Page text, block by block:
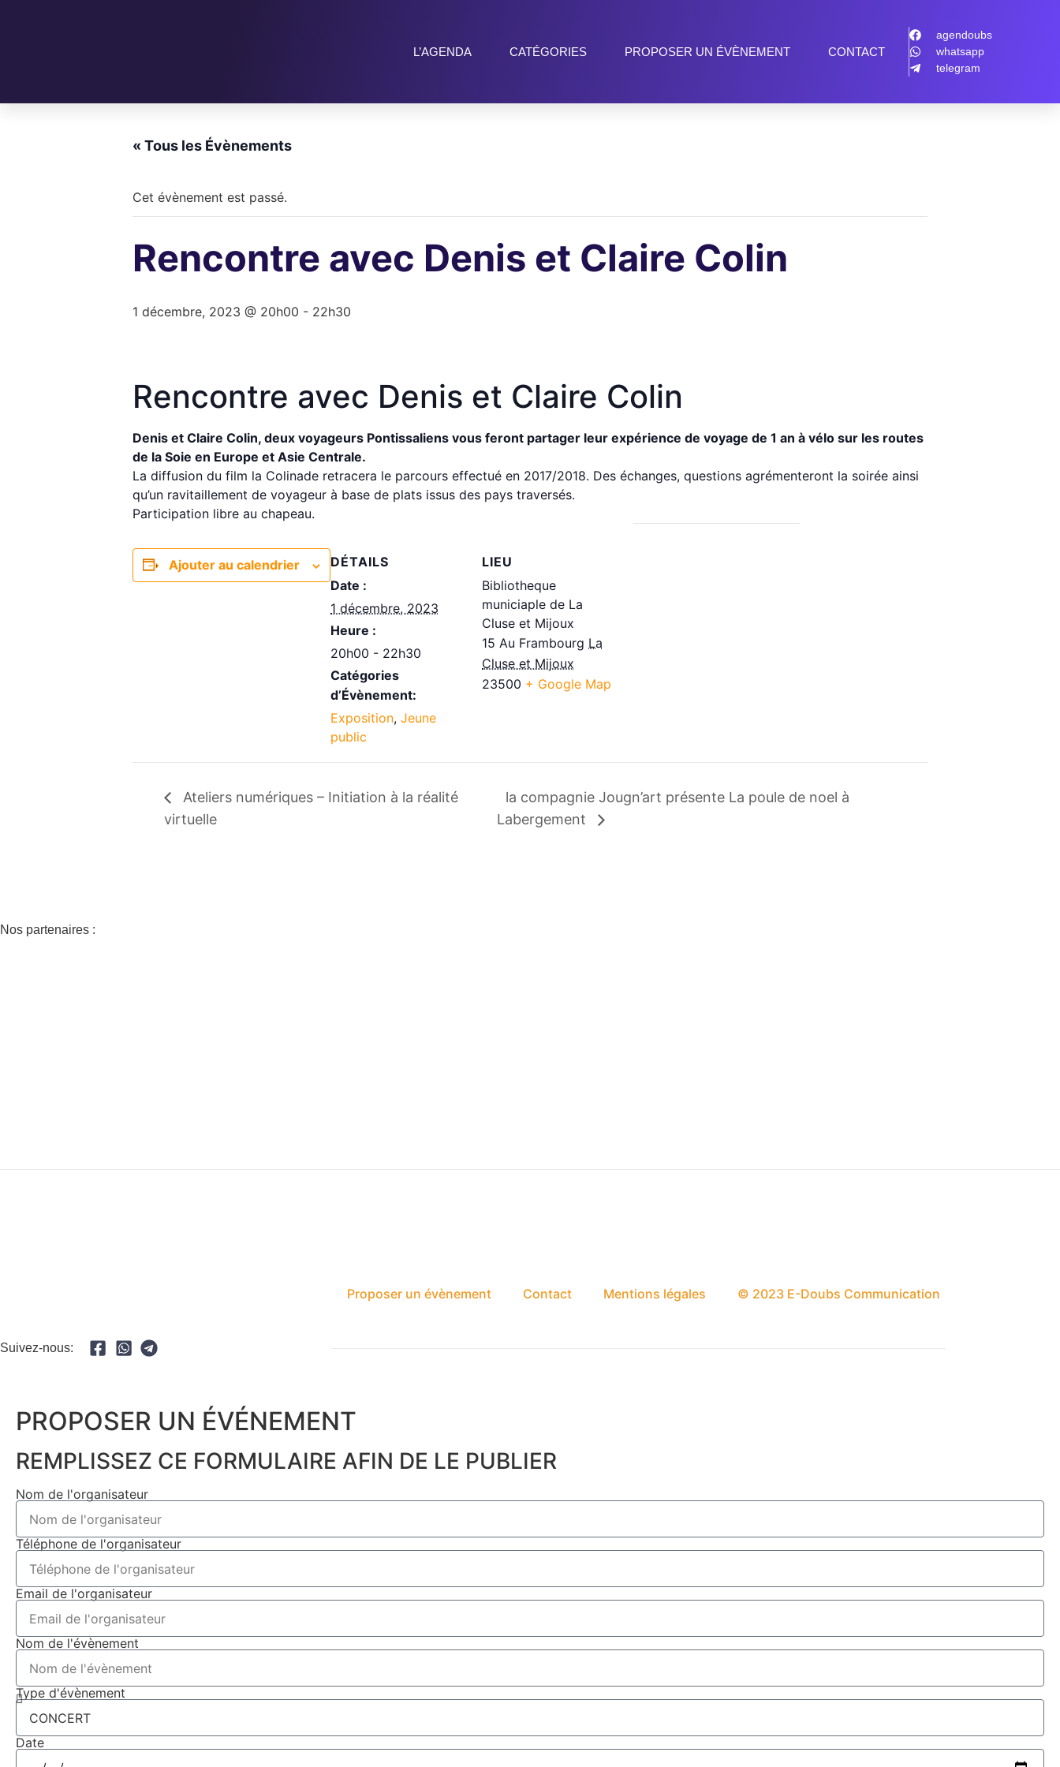
L’AGENDA CATÉGORIES PROPOSER UN ÉVÈNEMENT CONTACT
agendoubs
whatsapp
telegram
« Tous les Évènements
Cet évènement est passé.
Rencontre avec Denis et Claire Colin
1 décembre, 2023 @ 20h00 - 22h30
Rencontre avec Denis et Claire Colin
Denis et Claire Colin, deux voyageurs Pontissaliens vous feront partager leur expérience de voyage de 1 an à vélo sur les routes
de la Soie en Europe et Asie Centrale.
La diffusion du film la Colinade retracera le parcours effectué en 2017/2018. Des échanges, questions agrémenteront la soirée ainsi
qu’un ravitaillement de voyageur à base de plats issus des pays traversés.
Participation libre au chapeau.
Ajouter au calendrier
DÉTAILS
Date :
1 décembre, 2023
Heure :
20h00 - 22h30
Catégories
d’Évènement:
Exposition, Jeune
public
LIEU
Bibliotheque
municiaple de La
Cluse et Mijoux
15 Au Frambourg La
Cluse et Mijoux
23500 + Google Map
Ateliers numériques – Initiation à la réalité
virtuelle
la compagnie Jougn’art présente La poule de noel à
Labergement
Nos partenaires :
Proposer un évènement Contact Mentions légales © 2023 E-Doubs Communication
Suivez-nous:
PROPOSER UN ÉVÉNEMENT​
REMPLISSEZ CE FORMULAIRE AFIN DE LE PUBLIER
Nom de l'organisateur
Téléphone de l'organisateur
Email de l'organisateur
Nom de l'évènement
Type d'évènement
Date